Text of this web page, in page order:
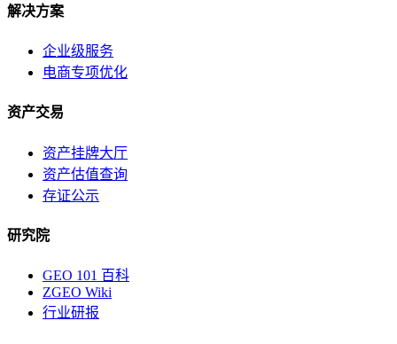
解决方案
企业级服务
电商专项优化
资产交易
资产挂牌大厅
资产估值查询
存证公示
研究院
GEO 101 百科
ZGEO Wiki
行业研报